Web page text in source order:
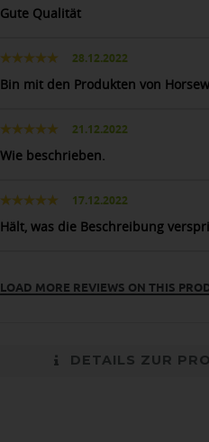
Gute Qualität
28.12.2022
Bin mit den Produkten von
21.12.2022
Wie beschrieben.
17.12.2022
Hält, was die Beschreibung
LOAD MORE REVIEWS ON THIS
DETAILS ZUR